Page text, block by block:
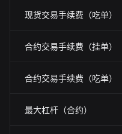
现货交易手续费（吃单）
合约交易手续费（挂单）
合约交易手续费（吃单）
最大杠杆（合约）